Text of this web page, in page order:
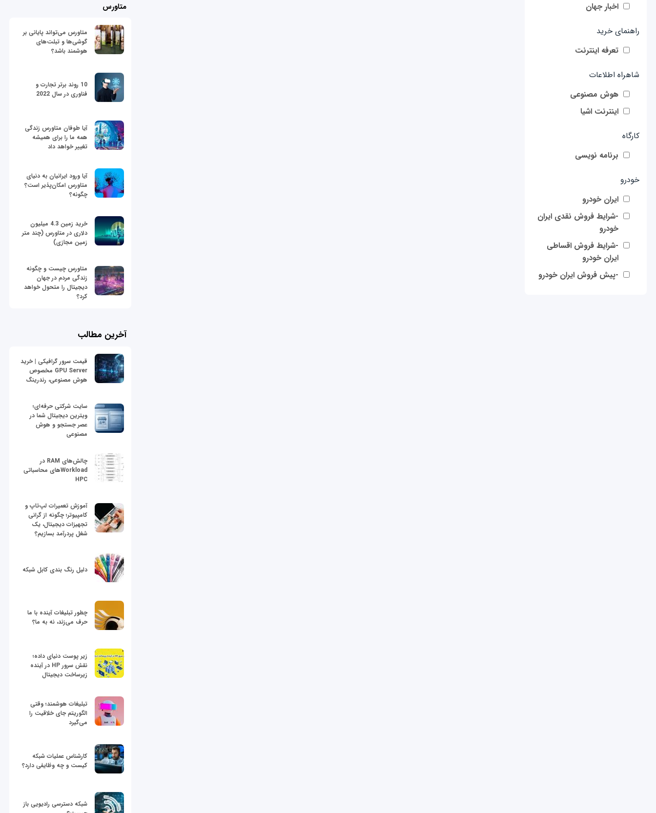
اخبار جهان
راهنمای خرید
تعرفه اینترنت
شاهراه اطلاعات
هوش مصنوعی
اینترنت اشیا
کارگاه
برنامه نویسی
خودرو
ایران خودرو
-شرایط فروش نقدی ایران
خودرو
-شرایط فروش اقساطی
ایران خودرو
-پیش فروش ایران خودرو
متاورس
متاورس می‌تواند پایانی بر
گوشی‌ها و تبلت‌های
هوشمند باشد؟
10 روند برتر تجارت و
فناوری در سال 2022
آیا طوفان متاورس زندگی
همه ما را برای همیشه
تغییر خواهد داد
آیا ورود ایرانیان به دنیای
متاورس امکان‌پذیر است؟
چگونه؟
خرید زمین 4.3 میلیون
دلاری در متاورس (چند متر
زمین مجازی)
متاورس چیست و چگونه
زندگی مردم در جهان
دیجیتال را متحول خواهد
کرد؟
آخرین مطالب
قیمت سرور گرافیکی | خرید
GPU Server مخصوص
هوش مصنوعی، رندرینگ
سایت شرکتی حرفه‌ای؛
ویترین دیجیتال شما در
عصر جستجو و هوش
مصنوعی
چالش‌های RAM در
Workloadهای محاسباتی
HPC
آموزش تعمیرات لپ‌تاپ و
کامپیوتر؛ چگونه از گرانی
تجهیزات دیجیتال، یک
شغل پردرآمد بسازیم؟
دلیل رنگ بندی کابل شبکه
چطور تبلیغات آینده با ما
حرف می‌زند، نه به ما؟
زیر پوست دنیای داده؛
نقش سرور HP در آینده
زیرساخت دیجیتال
تبلیغات هوشمند؛ وقتی
الگوریتم جای خلاقیت را
می‌گیرد
کارشناس عملیات شبکه
کیست و چه وظایفی دارد؟
شبکه دسترسی رادیویی باز